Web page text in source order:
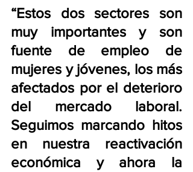
“Estos dos sectores son
muy importantes y son
fuente de empleo de
mujeres y jóvenes, los más
afectados por el deterioro
del mercado laboral.
Seguimos marcando hitos
en nuestra reactivación
económica y ahora la